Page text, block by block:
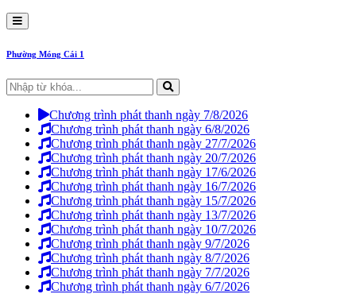
Phường Móng Cái 1
Chương trình phát thanh ngày 7/8/2026
Chương trình phát thanh ngày 6/8/2026
Chương trình phát thanh ngày 27/7/2026
Chương trình phát thanh ngày 20/7/2026
Chương trình phát thanh ngày 17/6/2026
Chương trình phát thanh ngày 16/7/2026
Chương trình phát thanh ngày 15/7/2026
Chương trình phát thanh ngày 13/7/2026
Chương trình phát thanh ngày 10/7/2026
Chương trình phát thanh ngày 9/7/2026
Chương trình phát thanh ngày 8/7/2026
Chương trình phát thanh ngày 7/7/2026
Chương trình phát thanh ngày 6/7/2026